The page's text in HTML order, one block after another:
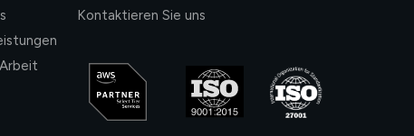
Kontaktieren Sie uns